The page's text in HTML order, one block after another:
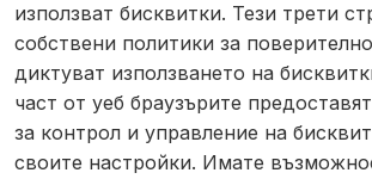
използват бисквитки. Тези трети
собствени политики за
диктуват използването на
част от уеб браузърите
за контрол и управление на
своите настройки. Имате